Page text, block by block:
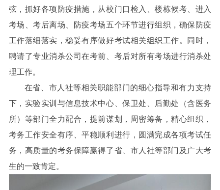
弦，抓好各项防疫措施，从校门口检入、楼栋候考、进入
考场、考后离场、防疫考场五个环节进行组织，确保防疫
工作落细落实，稳妥有序做好考试相关组织工作。同时，
聘请了专业消杀公司在考前、考后对所有考场进行消杀处
理工作。
在省、市人社等相关职能部门的细心指导和有力支持
下，实验实训与信息技术中心、保卫处、后勤处（含医务
所）等部门全力配合，提前谋划，周密筹备，精心组织，
考务工作安全有序、平稳顺利进行，圆满完成各项考试任
务，高质量的考务保障赢得了省、市人社等部门及广大考
生的一致肯定。